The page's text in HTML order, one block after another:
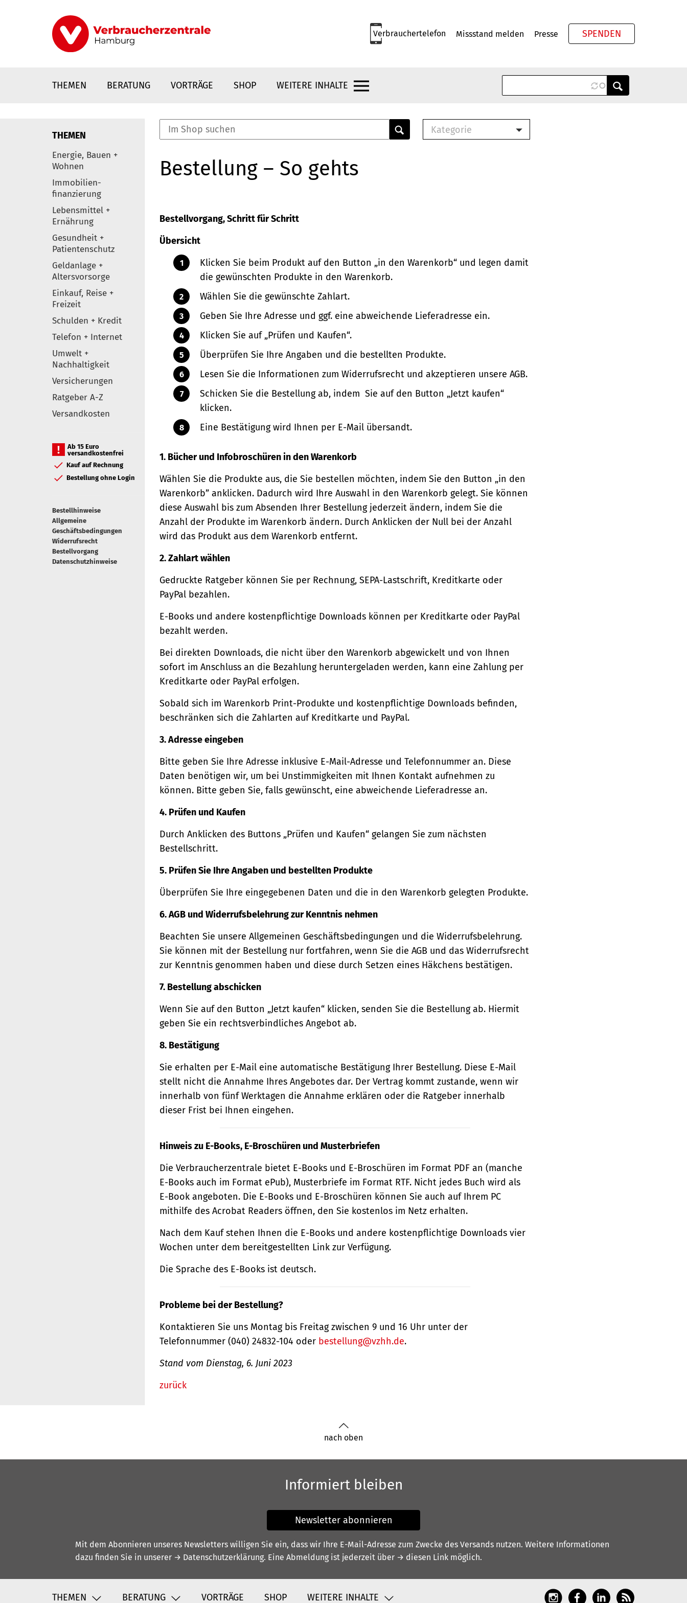
Verbrauchertelefon Missstand melden Presse SPENDEN
THEMEN BERATUNG VORTRÄGE SHOP WEITERE INHALTE
Elemente
THEMEN
Energie, Bauen +
Wohnen
Immobilien-
finanzierung
Lebensmittel +
Ernährung
Gesundheit +
Patientenschutz
Geldanlage +
Altersvorsorge
Einkauf, Reise +
Freizeit
Schulden + Kredit
Telefon + Internet
Umwelt +
Nachhaltigkeit
Versicherungen
Ratgeber A-Z
Versandkosten
Ab 15 Euro
versandkostenfrei
Kauf auf Rechnung
Bestellung ohne Login
Bestellhinweise
Allgemeine
Geschäftsbedingungen
Widerrufsrecht
Bestellvorgang
Datenschutzhinweise
Kategorie
Bestellung – So gehts
Bestellvorgang, Schritt für Schritt
Übersicht
Klicken Sie beim Produkt auf den Button „in den Warenkorb“ und legen damit
die gewünschten Produkte in den Warenkorb.
Wählen Sie die gewünschte Zahlart.
Geben Sie Ihre Adresse und ggf. eine abweichende Lieferadresse ein.
Klicken Sie auf „Prüfen und Kaufen“.
Überprüfen Sie Ihre Angaben und die bestellten Produkte.
Lesen Sie die Informationen zum Widerrufsrecht und akzeptieren unsere AGB.
Schicken Sie die Bestellung ab, indem Sie auf den Button „Jetzt kaufen“
klicken.
Eine Bestätigung wird Ihnen per E-Mail übersandt.
1. Bücher und Infobroschüren in den Warenkorb
Wählen Sie die Produkte aus, die Sie bestellen möchten, indem Sie den Button „in den
Warenkorb” anklicken. Dadurch wird Ihre Auswahl in den Warenkorb gelegt. Sie können
diese Auswahl bis zum Absenden Ihrer Bestellung jederzeit ändern, indem Sie die
Anzahl der Produkte im Warenkorb ändern. Durch Anklicken der Null bei der Anzahl
wird das Produkt aus dem Warenkorb entfernt.
2. Zahlart wählen
Gedruckte Ratgeber können Sie per Rechnung, SEPA-Lastschrift, Kreditkarte oder
PayPal bezahlen.
E-Books und andere kostenpflichtige Downloads können per Kreditkarte oder PayPal
bezahlt werden.
Bei direkten Downloads, die nicht über den Warenkorb abgewickelt und von Ihnen
sofort im Anschluss an die Bezahlung heruntergeladen werden, kann eine Zahlung per
Kreditkarte oder PayPal erfolgen.
Sobald sich im Warenkorb Print-Produkte und kostenpflichtige Downloads befinden,
beschränken sich die Zahlarten auf Kreditkarte und PayPal.
3. Adresse eingeben
Bitte geben Sie Ihre Adresse inklusive E-Mail-Adresse und Telefonnummer an. Diese
Daten benötigen wir, um bei Unstimmigkeiten mit Ihnen Kontakt aufnehmen zu
können. Bitte geben Sie, falls gewünscht, eine abweichende Lieferadresse an.
4. Prüfen und Kaufen
Durch Anklicken des Buttons „Prüfen und Kaufen“ gelangen Sie zum nächsten
Bestellschritt.
5. Prüfen Sie Ihre Angaben und bestellten Produkte
Überprüfen Sie Ihre eingegebenen Daten und die in den Warenkorb gelegten Produkte.
6. AGB und Widerrufsbelehrung zur Kenntnis nehmen
Beachten Sie unsere Allgemeinen Geschäftsbedingungen und die Widerrufsbelehrung.
Sie können mit der Bestellung nur fortfahren, wenn Sie die AGB und das Widerrufsrecht
zur Kenntnis genommen haben und diese durch Setzen eines Häkchens bestätigen.
7. Bestellung abschicken
Wenn Sie auf den Button „Jetzt kaufen“ klicken, senden Sie die Bestellung ab. Hiermit
geben Sie ein rechtsverbindliches Angebot ab.
8. Bestätigung
Sie erhalten per E-Mail eine automatische Bestätigung Ihrer Bestellung. Diese E-Mail
stellt nicht die Annahme Ihres Angebotes dar. Der Vertrag kommt zustande, wenn wir
innerhalb von fünf Werktagen die Annahme erklären oder die Ratgeber innerhalb
dieser Frist bei Ihnen eingehen.
Hinweis zu E-Books, E-Broschüren und Musterbriefen
Die Verbraucherzentrale bietet E-Books und E-Broschüren im Format PDF an (manche
E-Books auch im Format ePub), Musterbriefe im Format RTF. Nicht jedes Buch wird als
E-Book angeboten. Die E-Books und E-Broschüren können Sie auch auf Ihrem PC
mithilfe des Acrobat Readers öffnen, den Sie kostenlos im Netz erhalten.
Nach dem Kauf stehen Ihnen die E-Books und andere kostenpflichtige Downloads vier
Wochen unter dem bereitgestellten Link zur Verfügung.
Die Sprache des E-Books ist deutsch.
Probleme bei der Bestellung?
Kontaktieren Sie uns Montag bis Freitag zwischen 9 und 16 Uhr unter der
Telefonnummer (040) 24832-104 oder bestellung@vzhh.de.
Stand vom Dienstag, 6. Juni 2023
zurück
nach oben
Informiert bleiben
Newsletter abonnieren
Mit dem Abonnieren unseres Newsletters willigen Sie ein, dass wir Ihre E-Mail-Adresse zum Zwecke des Versands nutzen. Weitere Informationen
dazu finden Sie in unserer → Datenschutzerklärung. Eine Abmeldung ist jederzeit über → diesen Link möglich.
THEMEN BERATUNG VORTRÄGE SHOP WEITERE INHALTE